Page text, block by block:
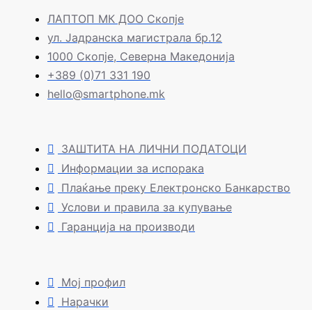
ЛАПТОП МК ДОО Скопје
ул. Јадранска магистрала бр.12
1000 Скопје, Северна Македонија
+389 (0)71 331 190
hello@smartphone.mk
ЗАШТИТА НА ЛИЧНИ ПОДАТОЦИ
Информации за испорака
Плаќање преку Електронско Банкарство
Услови и правила за купување
Гаранција на производи
Мој профил
Нарачки